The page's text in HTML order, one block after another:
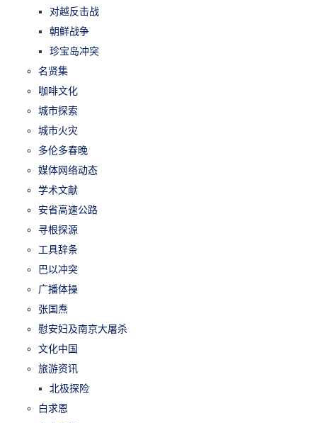
对越反击战
朝鲜战争
珍宝岛冲突
名贤集
咖啡文化
城市探索
城市火灾
多伦多春晚
媒体网络动态
学术文献
安省高速公路
寻根探源
工具辞条
巴以冲突
广播体操
张国焘
慰安妇及南京大屠杀
文化中国
旅游资讯
北极探险
白求恩